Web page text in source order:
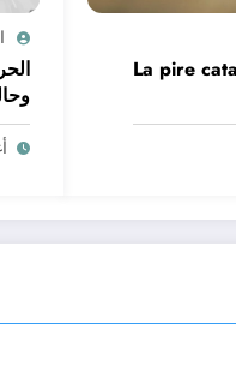
La pire
وحالة البحر